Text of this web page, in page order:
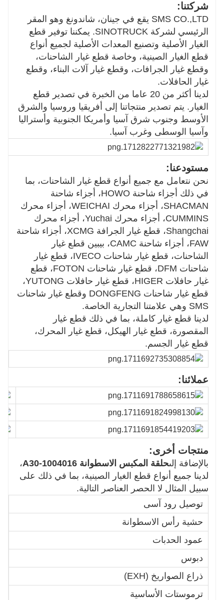
شركتنا:
SMS CO.,LTD يقع في جينان، شاندونغ وهو المقر
الرئيسي لشركة SINOTRUCK. يمكننا توفير قطع
الغيار الأصلية وتصنيع المعدات الأصلية لجميع أنواع
قطع الغيار الصينية، وخاصة قطع غيار الشاحنات،
وقطع غيار الجرافات، وقطع غيار آلات البناء، وقطع
غيار الحافلات.
لدينا أكثر من 20 عاما من الخبرة في تصدير قطع
الغيار. يتم تصدير منتجاتنا إلى أفريقيا وروسيا والشرق
الأوسط وجنوب شرق آسيا وأمريكا الجنوبية وأستراليا
وآسيا الوسطى وغرب آسيا.
مستودعنا:
نحن نتعامل مع جميع أنواع قطع غيار الشاحنات، بما
في ذلك أجزاء شاحنة HOWO، أجزاء شاحنة
SHACMAN، أجزاء محرك WEICHAI، أجزاء محرك
CUMMINS، أجزاء محرك Yuchai، أجزاء محرك
Shangchai، قطع غيار الجرافة XCMG، أجزاء شاحنة
FAW، أجزاء شاحنة CAMC، بيبين قطع غيار
الشاحنات، قطع غيار شاحنات IVECO، قطع غيار
شاحنات DFM، قطع غيار شاحنات FOTON، قطع
غيار حافلات HIGER، قطع غيار حافلات YUTONG،
قطع غيار شاحنات DONGFENG وقطع غيار شاحنات
SMS وهي علامتنا التجارية الخاصة.
لدينا قطع غيار كاملة، بما في ذلك قطع غيار
المقصورة، قطع غيار الهيكل، قطع غيار المحرك،
قطع غيار الجسم.
عملائنا:
منتجات أخرى:
بالإضافة إلىحلقة المكبس الاسطوانة A30-1004016
،
لدينا جميع أنواع قطع الغيار الصينية، بما في ذلك على
سبيل المثال لا الحصر العناصر التالية.
توصيل رود آسى
حشية رأس الاسطوانة
عمود الحدبات
دبوس
ذراع الصواريخ (EXH)
ترموستات الأساسية